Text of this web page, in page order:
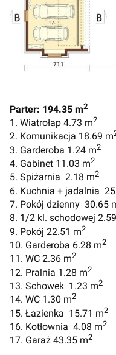
Parter: 194.35 m2
1. Wiatrołap 4.73 m2
2. Komunikacja 18.69 m
3. Garderoba 1.24 m2
4. Gabinet 11.03 m2
5. Spiżarnia 2.18 m2
6. Kuchnia + jadalnia
7. Pokój dzienny 30.65
8. 1/2 kl. schodowej
9. Pokój 22.51 m2
10. Garderoba 6.28 m2
11. WC 2.36 m2
12. Pralnia 1.28 m2
13. Schowek 1.23 m2
14. WC 1.30 m2
15. Łazienka 15.71 m2
16. Kotłownia 4.08 m2
17. Garaż 43.35 m2